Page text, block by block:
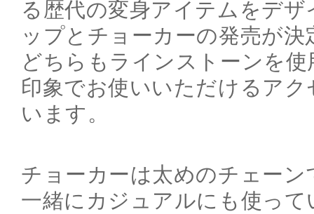
る歴代の変身アイテムをデ
ップとチョーカーの発売が
どちらもラインストーンを
印象でお使いいただけるア
います。
チョーカーは太めのチェー
一緒にカジュアルにも使っ